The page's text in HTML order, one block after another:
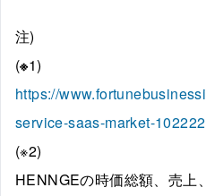
注)
(※1)
https://
service-saas-market-102222
(※2)
HENNGEの時価総額、売上